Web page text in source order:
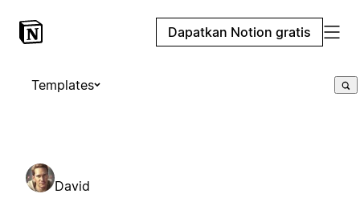
Dapatkan Notion gratis
Templates
David